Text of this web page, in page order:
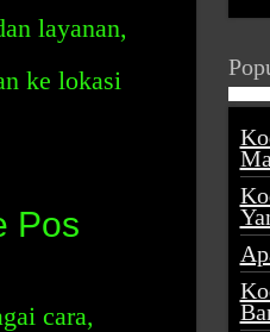
layanan,
ke lokasi
Pos
cara,